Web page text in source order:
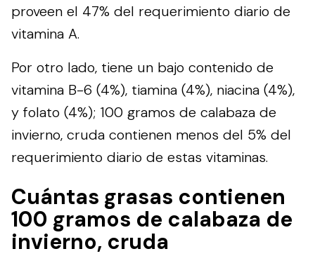
proveen el 47% del requerimiento diario de
vitamina A.
Por otro lado, tiene un bajo contenido de
vitamina B-6 (4%), tiamina (4%), niacina (4%),
y folato (4%); 100 gramos de calabaza de
invierno, cruda contienen menos del 5% del
requerimiento diario de estas vitaminas.
Cuántas grasas contienen
100 gramos de calabaza de
invierno, cruda